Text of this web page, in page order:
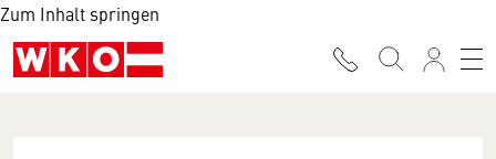
Zum Inhalt springen